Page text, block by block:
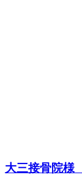
大三接骨院様